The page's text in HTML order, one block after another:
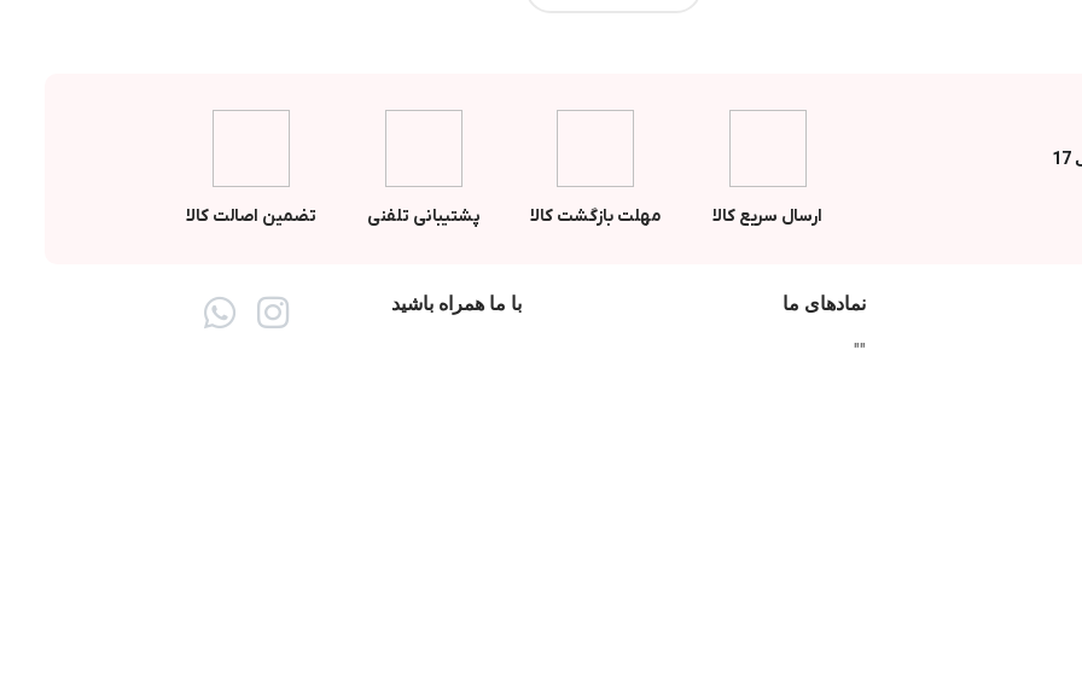
ارسال سریع کالا مهلت بازگشت کالا پشتیبانی تلفنی تضمین اصالت کالا
نمادهای ما
"
"
با ما همراه باشید